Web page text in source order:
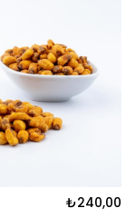
₺240,00